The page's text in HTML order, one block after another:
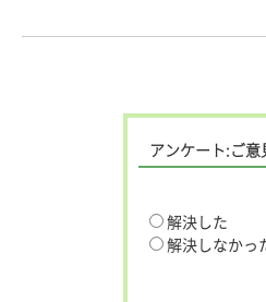
アンケート:ご意
解決した
解決しなかっ